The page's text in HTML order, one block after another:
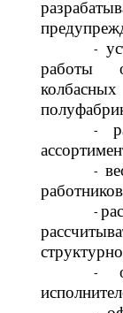
работы